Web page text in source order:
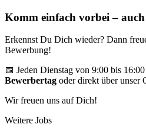
Komm einfach vorbei –
Erkennst Du Dich wieder? Dann
Bewerbung!
📅 Jeden Dienstag von 9:00 bis
Bewerbertag oder direkt über unser
Wir freuen uns auf Dich!
Weitere Jobs